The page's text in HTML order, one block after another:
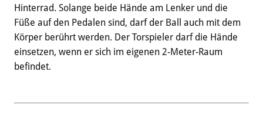
Hinterrad. Solange beide Hände am Lenker und die
Füße auf den Pedalen sind, darf der Ball auch mit dem
Körper berührt werden. Der Torspieler darf die Hände
einsetzen, wenn er sich im eigenen 2-Meter-Raum
befindet.